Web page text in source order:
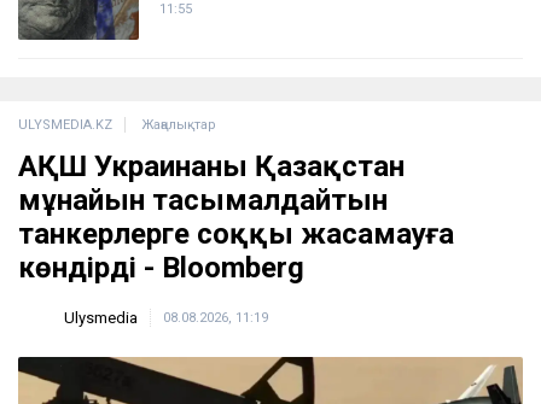
11:55
ULYSMEDIA.KZ Жаңалықтар
АҚШ Украинаны Қазақстан
мұнайын тасымалдайтын
танкерлерге соққы жасамауға
көндірді - Bloomberg
Ulysmedia 08.08.2026, 11:19